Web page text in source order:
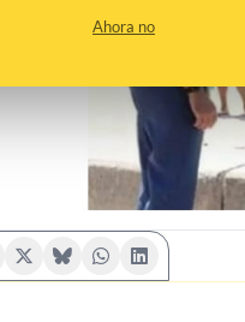
Ahora no